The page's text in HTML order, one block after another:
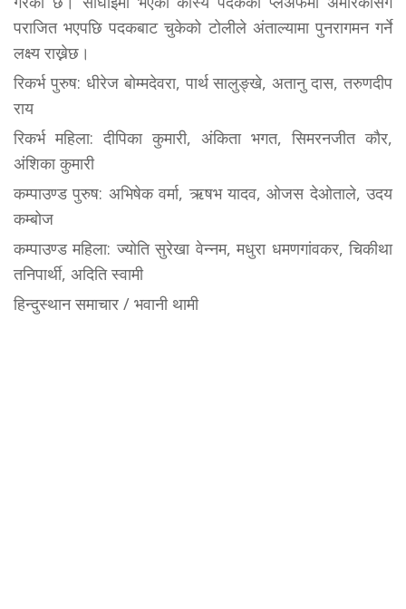
पराजित भएपछि पदकबाट चुकेको टोलीले अंताल्यामा पुनरागमन गर्ने
लक्ष्य राख्नेछ।
रिकर्भ पुरुष: धीरेज बोम्मदेवरा, पार्थ सालुङ्खे, अतानु दास, तरुणदीप
राय
रिकर्भ महिला: दीपिका कुमारी, अंकिता भगत, सिमरनजीत कौर,
अंशिका कुमारी
कम्पाउण्ड पुरुष: अभिषेक वर्मा, ऋषभ यादव, ओजस देओताले, उदय
कम्बोज
कम्पाउण्ड महिला: ज्योति सुरेखा वेन्नम, मधुरा धमणगांवकर, चिकीथा
तनिपार्थी, अदिति स्वामी
हिन्दुस्थान समाचार / भवानी थामी